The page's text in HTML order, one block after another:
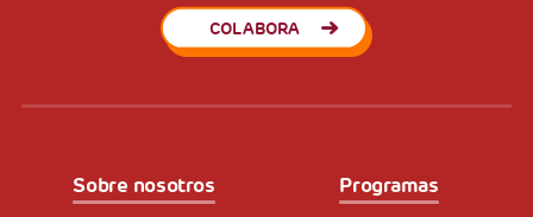
COLABORA
Sobre nosotros Programas